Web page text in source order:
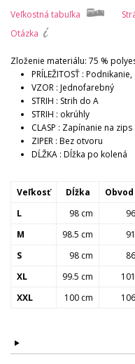
Veľkostná tabuľka
Otázka
Zloženie materiálu: 75 %
PRÍLEŽITOSŤ : Podnikanie,
VZOR : Jednofarebný
STRIH : Strih do A
STRIH : okrúhly
CLASP : Zapínanie na zips
ZIPER : Bez otvoru
DĹŽKA : Dĺžka po kolená
Veľkosť Dĺžka
L
98 cm
M
98.5 cm
S
98 cm
XL
99.5 cm
XXL
100 cm